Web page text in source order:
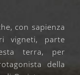
con sapienza
vigneti, parte
terra, per
della